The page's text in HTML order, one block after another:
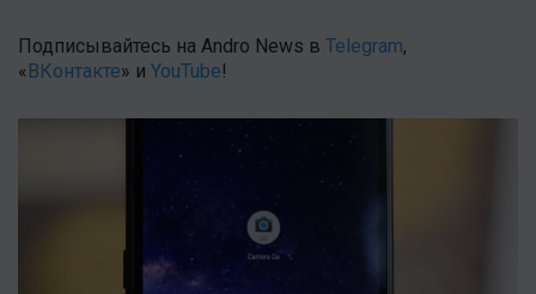
Подписывайтесь на Andro News в Telegram,
«ВКонтакте» и YouTube!